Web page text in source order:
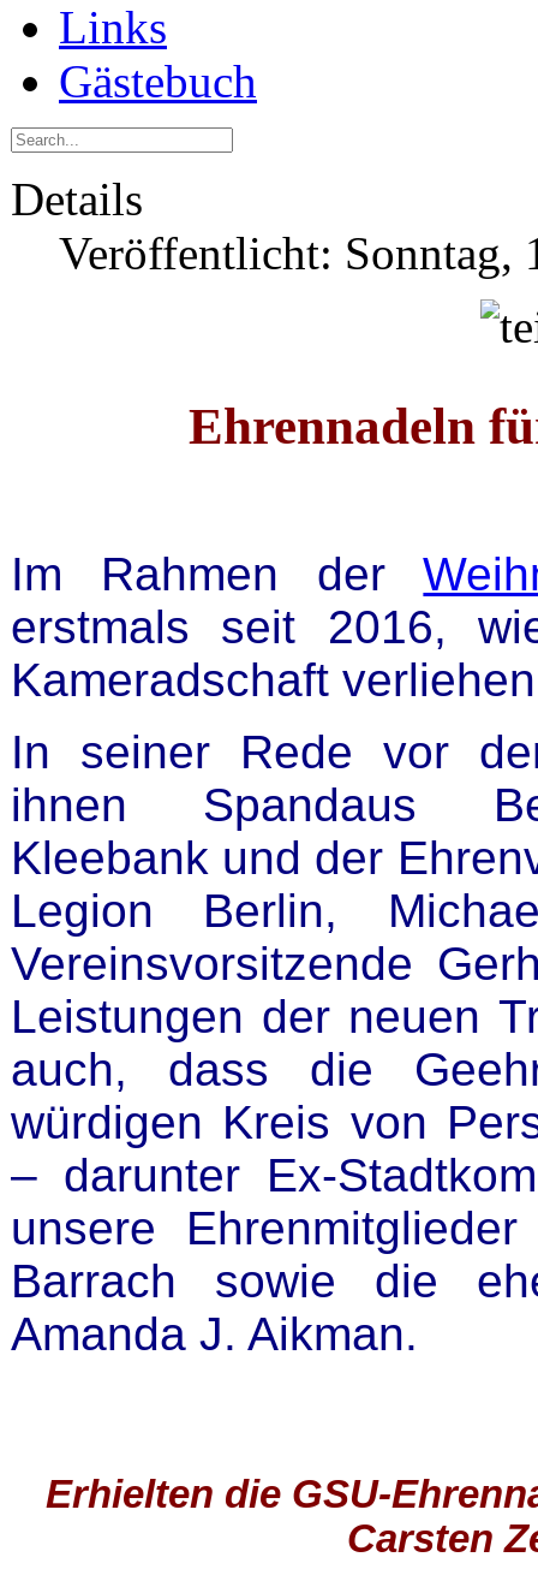
Links
Gästebuch
Details
Veröffentlicht: Sonntag,
Ehrennadeln
Im Rahmen der
erstmals seit 2016,
Kameradschaft
In seiner Rede vor
ihnen Spandaus
Kleebank und der
Legion Berlin,
Vereinsvorsitzende
Leistungen der neuen
auch, dass die
würdigen Kreis von
– darunter Ex-
unsere
Barrach sowie die
Amanda J. Aikman.
Erhielten die GSU-
Carsten